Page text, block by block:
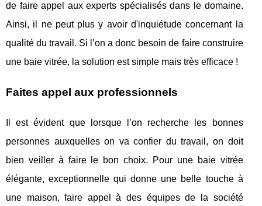
de faire appel aux experts spécialisés dans le domaine.
Ainsi, il ne peut plus y avoir d'inquiétude concernant la
qualité du travail. Si l’on a donc besoin de faire construire
une baie vitrée, la solution est simple mais très efficace !
Faites appel aux professionnels
Il est évident que lorsque l’on recherche les bonnes
personnes auxquelles on va confier du travail, on doit
bien veiller à faire le bon choix. Pour une baie vitrée
élégante, exceptionnelle qui donne une belle touche à
une maison, faire appel à des équipes de la société